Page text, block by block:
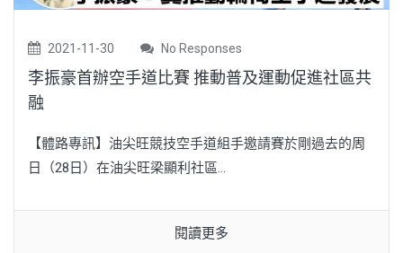
2021-11-30 No Responses
李振豪首辦空手道比賽 推動普及運動促進社區共
融
【體路專訊】油尖旺競技空手道組手邀請賽於剛過去的周
日（28日）在油尖旺梁顯利社區...
閱讀更多